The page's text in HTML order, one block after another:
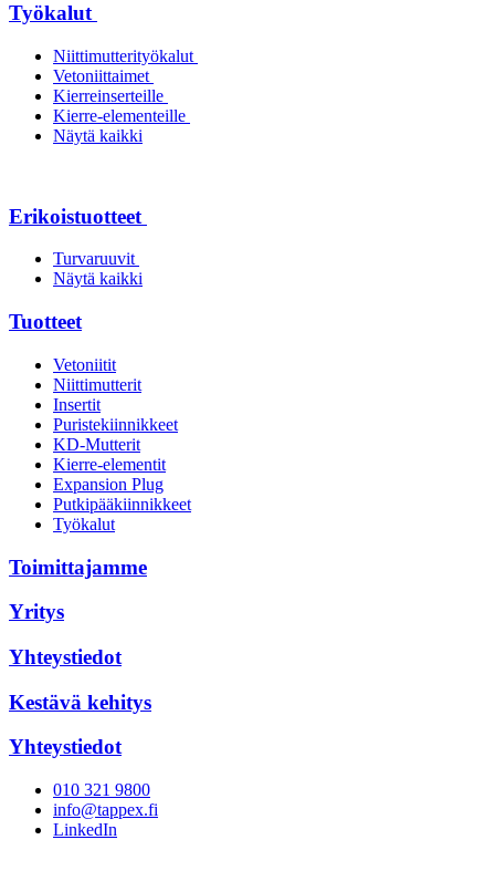
Työkalut
Niittimutterityökalut
Vetoniittaimet
Kierreinserteille
Kierre-elementeille
Näytä kaikki
Erikoistuotteet
Turvaruuvit
Näytä kaikki
Tuotteet
Vetoniitit
Niittimutterit
Insertit
Puristekiinnikkeet
KD-Mutterit
Kierre-elementit
Expansion Plug
Putkipääkiinnikkeet
Työkalut
Toimittajamme
Yritys
Yhteystiedot
Kestävä kehitys
Yhteystiedot
010 321 9800
info@tappex.fi
LinkedIn